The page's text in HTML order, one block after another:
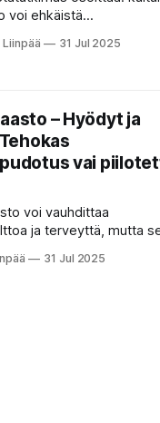
voi ehkäistä
kehittymistä ja
hallintaa
31 Jul 2025
– Hyödyt ja
vai
voi vauhdittaa
ja terveyttä, mutta
haitoista ja sopivuudesta.
31 Jul 2025